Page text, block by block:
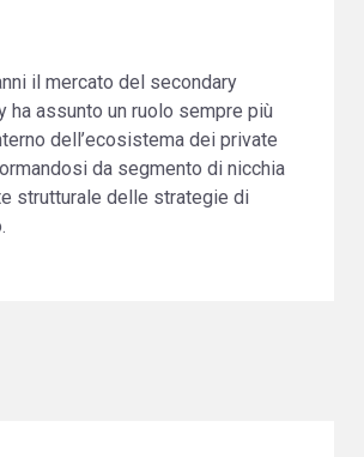
il mercato del secondary
ha assunto un ruolo sempre più
dell’ecosistema dei private
da segmento di nicchia
strutturale delle strategie di